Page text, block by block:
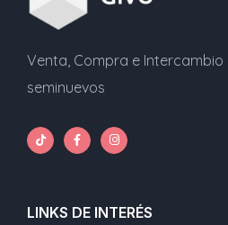
Venta, Compra e Intercambio
seminuevos
LINKS DE INTERÉS